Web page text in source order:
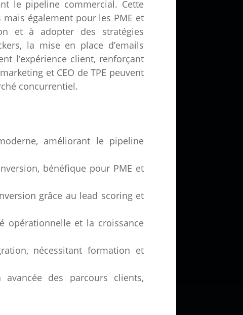
le pipeline commercial. Cette
également pour les PME et
et à adopter des stratégies
la mise en place d’emails
l’expérience client, renforçant
et CEO de TPE peuvent
concurrentiel.
améliorant le pipeline
bénéfique pour PME et
grâce au lead scoring et
opérationnelle et la croissance
nécessitant formation et
des parcours clients,